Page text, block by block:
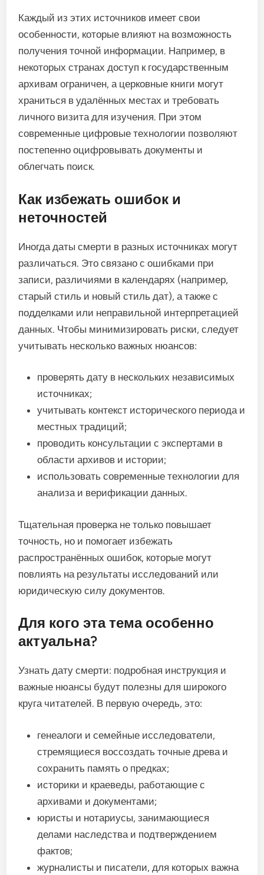
Каждый из этих источников имеет свои
особенности, которые влияют на возможность
получения точной информации. Например, в
некоторых странах доступ к государственным
архивам ограничен, а церковные книги могут
храниться в удалённых местах и требовать
личного визита для изучения. При этом
современные цифровые технологии позволяют
постепенно оцифровывать документы и
облегчать поиск.
Как избежать ошибок и
неточностей
Иногда даты смерти в разных источниках могут
различаться. Это связано с ошибками при
записи, различиями в календарях (например,
старый стиль и новый стиль дат), а также с
подделками или неправильной интерпретацией
данных. Чтобы минимизировать риски, следует
учитывать несколько важных нюансов:
проверять дату в нескольких независимых
источниках;
учитывать контекст исторического периода и
местных традиций;
проводить консультации с экспертами в
области архивов и истории;
использовать современные технологии для
анализа и верификации данных.
Тщательная проверка не только повышает
точность, но и помогает избежать
распространённых ошибок, которые могут
повлиять на результаты исследований или
юридическую силу документов.
Для кого эта тема особенно
актуальна?
Узнать дату смерти: подробная инструкция и
важные нюансы будут полезны для широкого
круга читателей. В первую очередь, это:
генеалоги и семейные исследователи,
стремящиеся воссоздать точные древа и
сохранить память о предках;
историки и краеведы, работающие с
архивами и документами;
юристы и нотариусы, занимающиеся
делами наследства и подтверждением
фактов;
журналисты и писатели, для которых важна